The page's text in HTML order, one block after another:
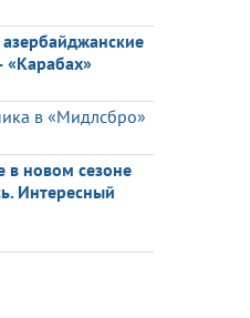
в «Мидлсбро»
в новом сезоне
Интересный